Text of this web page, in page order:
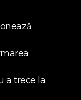
a trece la